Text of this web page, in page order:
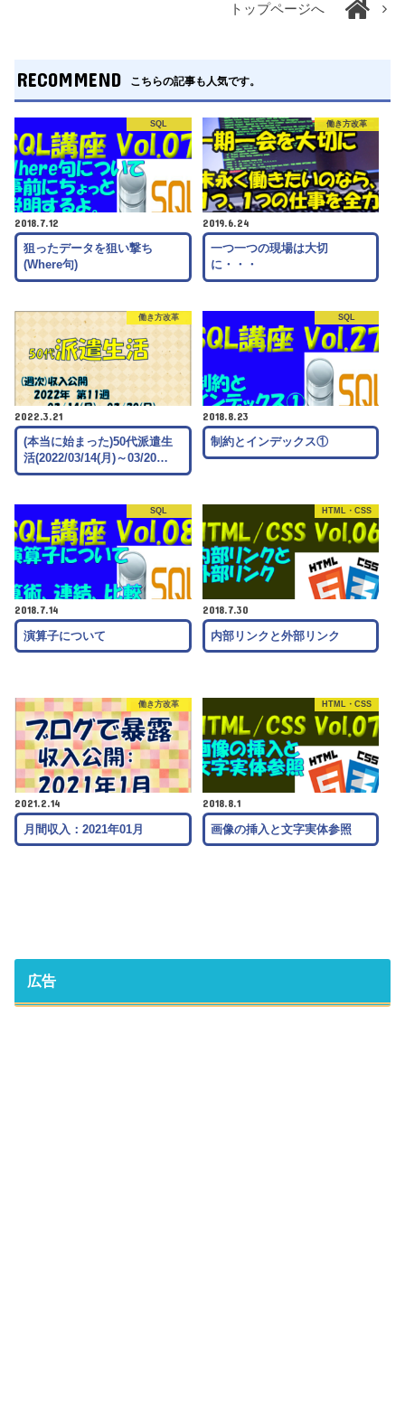
トップページへ
RECOMMEND こちらの記事も人気です。
SQL
2018.7.12
狙ったデータを狙い撃ち
(Where句)
働き方改革
2019.6.24
一つ一つの現場は大切
に・・・
働き方改革
2022.3.21
(本当に始まった)50代派遣生
活(2022/03/14(月)～03/20…
SQL
2018.8.23
制約とインデックス①
SQL
2018.7.14
演算子について
HTML・CSS
2018.7.30
内部リンクと外部リンク
働き方改革
2021.2.14
月間収入：2021年01月
HTML・CSS
2018.8.1
画像の挿入と文字実体参照
広告